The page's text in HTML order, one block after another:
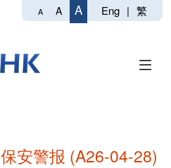
A A A Eng | 繁
保安警报 (A26-04-28)